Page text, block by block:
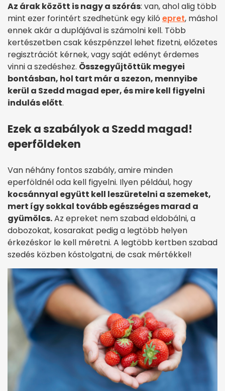
Az árak között is nagy a szórás: van, ahol alig több
mint ezer forintért szedhetünk egy kiló epret, máshol
ennek akár a duplájával is számolni kell. Több
kertészetben csak készpénzzel lehet fizetni, előzetes
regisztrációt kérnek, vagy saját edényt érdemes
vinni a szedéshez. Összegyűjtöttük megyei
bontásban, hol tart már a szezon, mennyibe
kerül a Szedd magad eper, és mire kell figyelni
indulás előtt.
Ezek a szabályok a Szedd magad!
eperföldeken
Van néhány fontos szabály, amire minden
eperföldnél oda kell figyelni. Ilyen például, hogy
kocsánnyal együtt kell leszüretelni a szemeket,
mert így sokkal tovább egészséges marad a
gyümölcs.Az epreket nem szabad eldobálni, a
dobozokat, kosarakat pedig a legtöbb helyen
érkezéskor le kell méretni. A legtöbb kertben szabad
szedés közben kóstolgatni, de csak mértékkel!